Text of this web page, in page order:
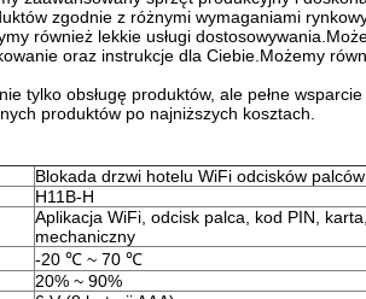
zgodnie z różnymi wymaganiami
również lekkie usługi
oraz instrukcje dla Ciebie.Możemy
tylko obsługę produktów, ale pełne
produktów po najniższych kosztach.
Blokada drzwi hotelu WiFi odcisków palców
H11B-H
Aplikacja WiFi, odcisk palca, kod PIN,
mechaniczny
-20 ℃ ~ 70 ℃
20% ~ 90%